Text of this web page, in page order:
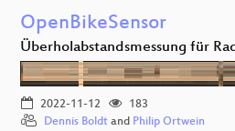
OpenBikeSensor
Überholabstandsmessung für
2022-11-12
183
Dennis Boldt and Philip Ortwein